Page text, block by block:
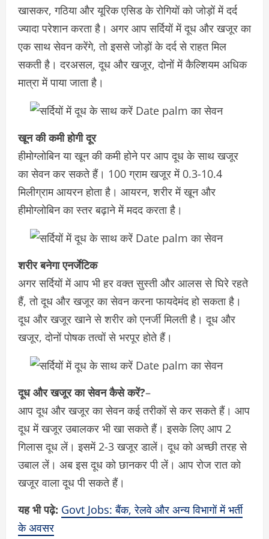
खासकर, गठिया और यूरिक एसिड के रोगियों को जोड़ों में दर्द
ज्यादा परेशान करता है। अगर आप सर्दियों में दूध और खजूर का
एक साथ सेवन करेंगे, तो इससे जोड़ों के दर्द से राहत मिल
सकती है। दरअसल, दूध और खजूर, दोनों में कैल्शियम अधिक
मात्रा में पाया जाता है।
खून की कमी होगी दूर
हीमोग्लोबिन या खून की कमी होने पर आप दूध के साथ खजूर
का सेवन कर सकते हैं। 100 ग्राम खजूर में 0.3-10.4
मिलीग्राम आयरन होता है। आयरन, शरीर में खून और
हीमोग्लोबिन का स्तर बढ़ाने में मदद करता है।
शरीर बनेगा एनर्जेटिक
अगर सर्दियों में आप भी हर वक्त सुस्ती और आलस से घिरे रहते
हैं, तो दूध और खजूर का सेवन करना फायदेमंद हो सकता है।
दूध और खजूर खाने से शरीर को एनर्जी मिलती है। दूध और
खजूर, दोनों पोषक तत्वों से भरपूर होते हैं।
दूध और खजूर का सेवन कैसे करें?–
आप दूध और खजूर का सेवन कई तरीकों से कर सकते हैं। आप
दूध में खजूर उबालकर भी खा सकते हैं। इसके लिए आप 2
गिलास दूध लें। इसमें 2-3 खजूर डालें। दूध को अच्छी तरह से
उबाल लें। अब इस दूध को छानकर पी लें। आप रोज रात को
खजूर वाला दूध पी सकते हैं।
यह भी पढ़े: Govt Jobs: बैंक, रेलवे और अन्य विभागों में भर्ती
के अवसर